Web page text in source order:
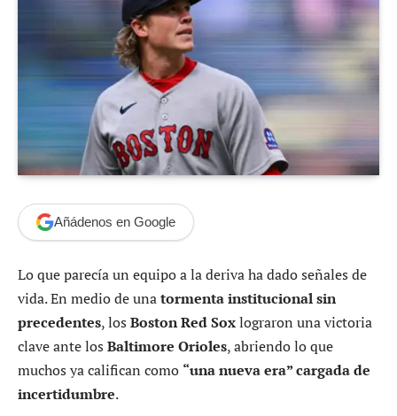
Añádenos en Google
Lo que parecía un equipo a la deriva ha dado señales de
vida. En medio de unatormenta institucional sin
precedentes, los Boston Red Soxlograron una victoria
clave ante los Baltimore Orioles, abriendo lo que
muchos ya califican como “una nueva era” cargada de
incertidumbre.